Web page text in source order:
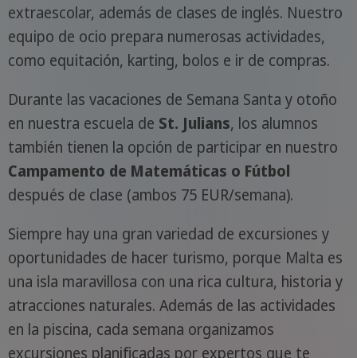
extraescolar, además de clases de inglés. Nuestro
equipo de ocio prepara numerosas actividades,
como equitación, karting, bolos e ir de compras.
Durante las vacaciones de Semana Santa y otoño
en nuestra escuela de St. Julians, los alumnos
también tienen la opción de participar en nuestro
Campamento de Matemáticas o Fútbol
después de clase (ambos 75 EUR/semana).
Siempre hay una gran variedad de excursiones y
oportunidades de hacer turismo, porque Malta es
una isla maravillosa con una rica cultura, historia y
atracciones naturales. Además de las actividades
en la piscina, cada semana organizamos
excursiones planificadas por expertos que te